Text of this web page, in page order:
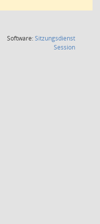
Software:Sitzungsdienst
Session(Wird in